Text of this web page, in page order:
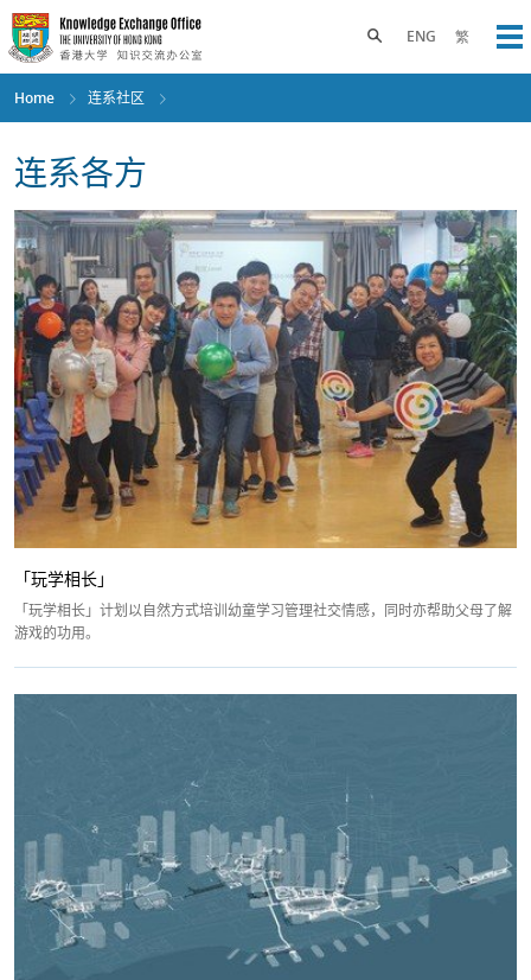
Skip
to
main
content
ENG 繁
Toggle search panel
Home 连系社区
连系各方
「玩学相长」
「玩学相长」计划以自然方式培训幼童学习管理社交情感，同时亦帮助父母了解
游戏的功用。